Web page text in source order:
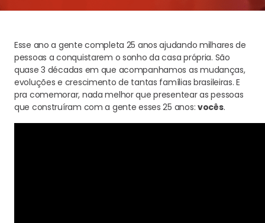
Esse ano a gente completa 25 anos ajudando milhares de
pessoas a conquistarem o sonho da casa própria. São
quase 3 décadas em que acompanhamos as mudanças,
evoluções e crescimento de tantas famílias brasileiras. E
pra comemorar, nada melhor que presentear as pessoas
que construíram com a gente esses 25 anos: vocês.